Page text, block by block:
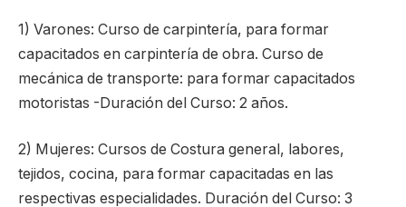
1) Varones: Curso de carpintería, para formar
capacitados en carpintería de obra. Curso de
mecánica de transporte: para formar capacitados
motoristas -Duración del Curso: 2 años.
2) Mujeres: Cursos de Costura general, labores,
tejidos, cocina, para formar capacitadas en las
respectivas especialidades. Duración del Curso: 3